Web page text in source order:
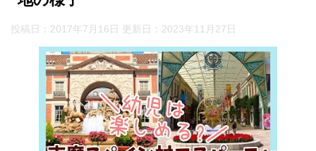
投稿日：2017年7月16日 更新日： 2023年11月27日